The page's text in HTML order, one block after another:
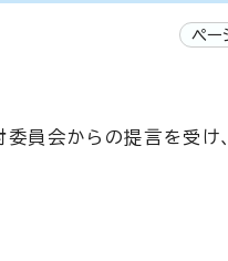
ペ
員会からの提言を受け